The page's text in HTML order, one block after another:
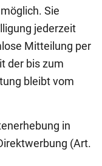
Sie
jederzeit
Mitteilung per
der bis zum
bleibt vom
in
(Art.